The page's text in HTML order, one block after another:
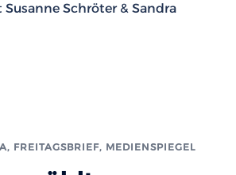
Schröter & Sandra
, FREITAGSBRIEF, MEDIENSPIEGEL